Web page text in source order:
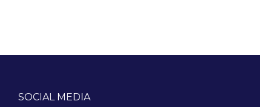
SOCIAL MEDIA